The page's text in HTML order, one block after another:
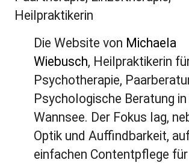
Die Website von Michaela
Wiebusch, Heilpraktikerin
Psychotherapie,
Psychologische Beratung
Wannsee. Der Fokus lag,
Optik und Auffindbarkeit,
einfachen Contentpflege für